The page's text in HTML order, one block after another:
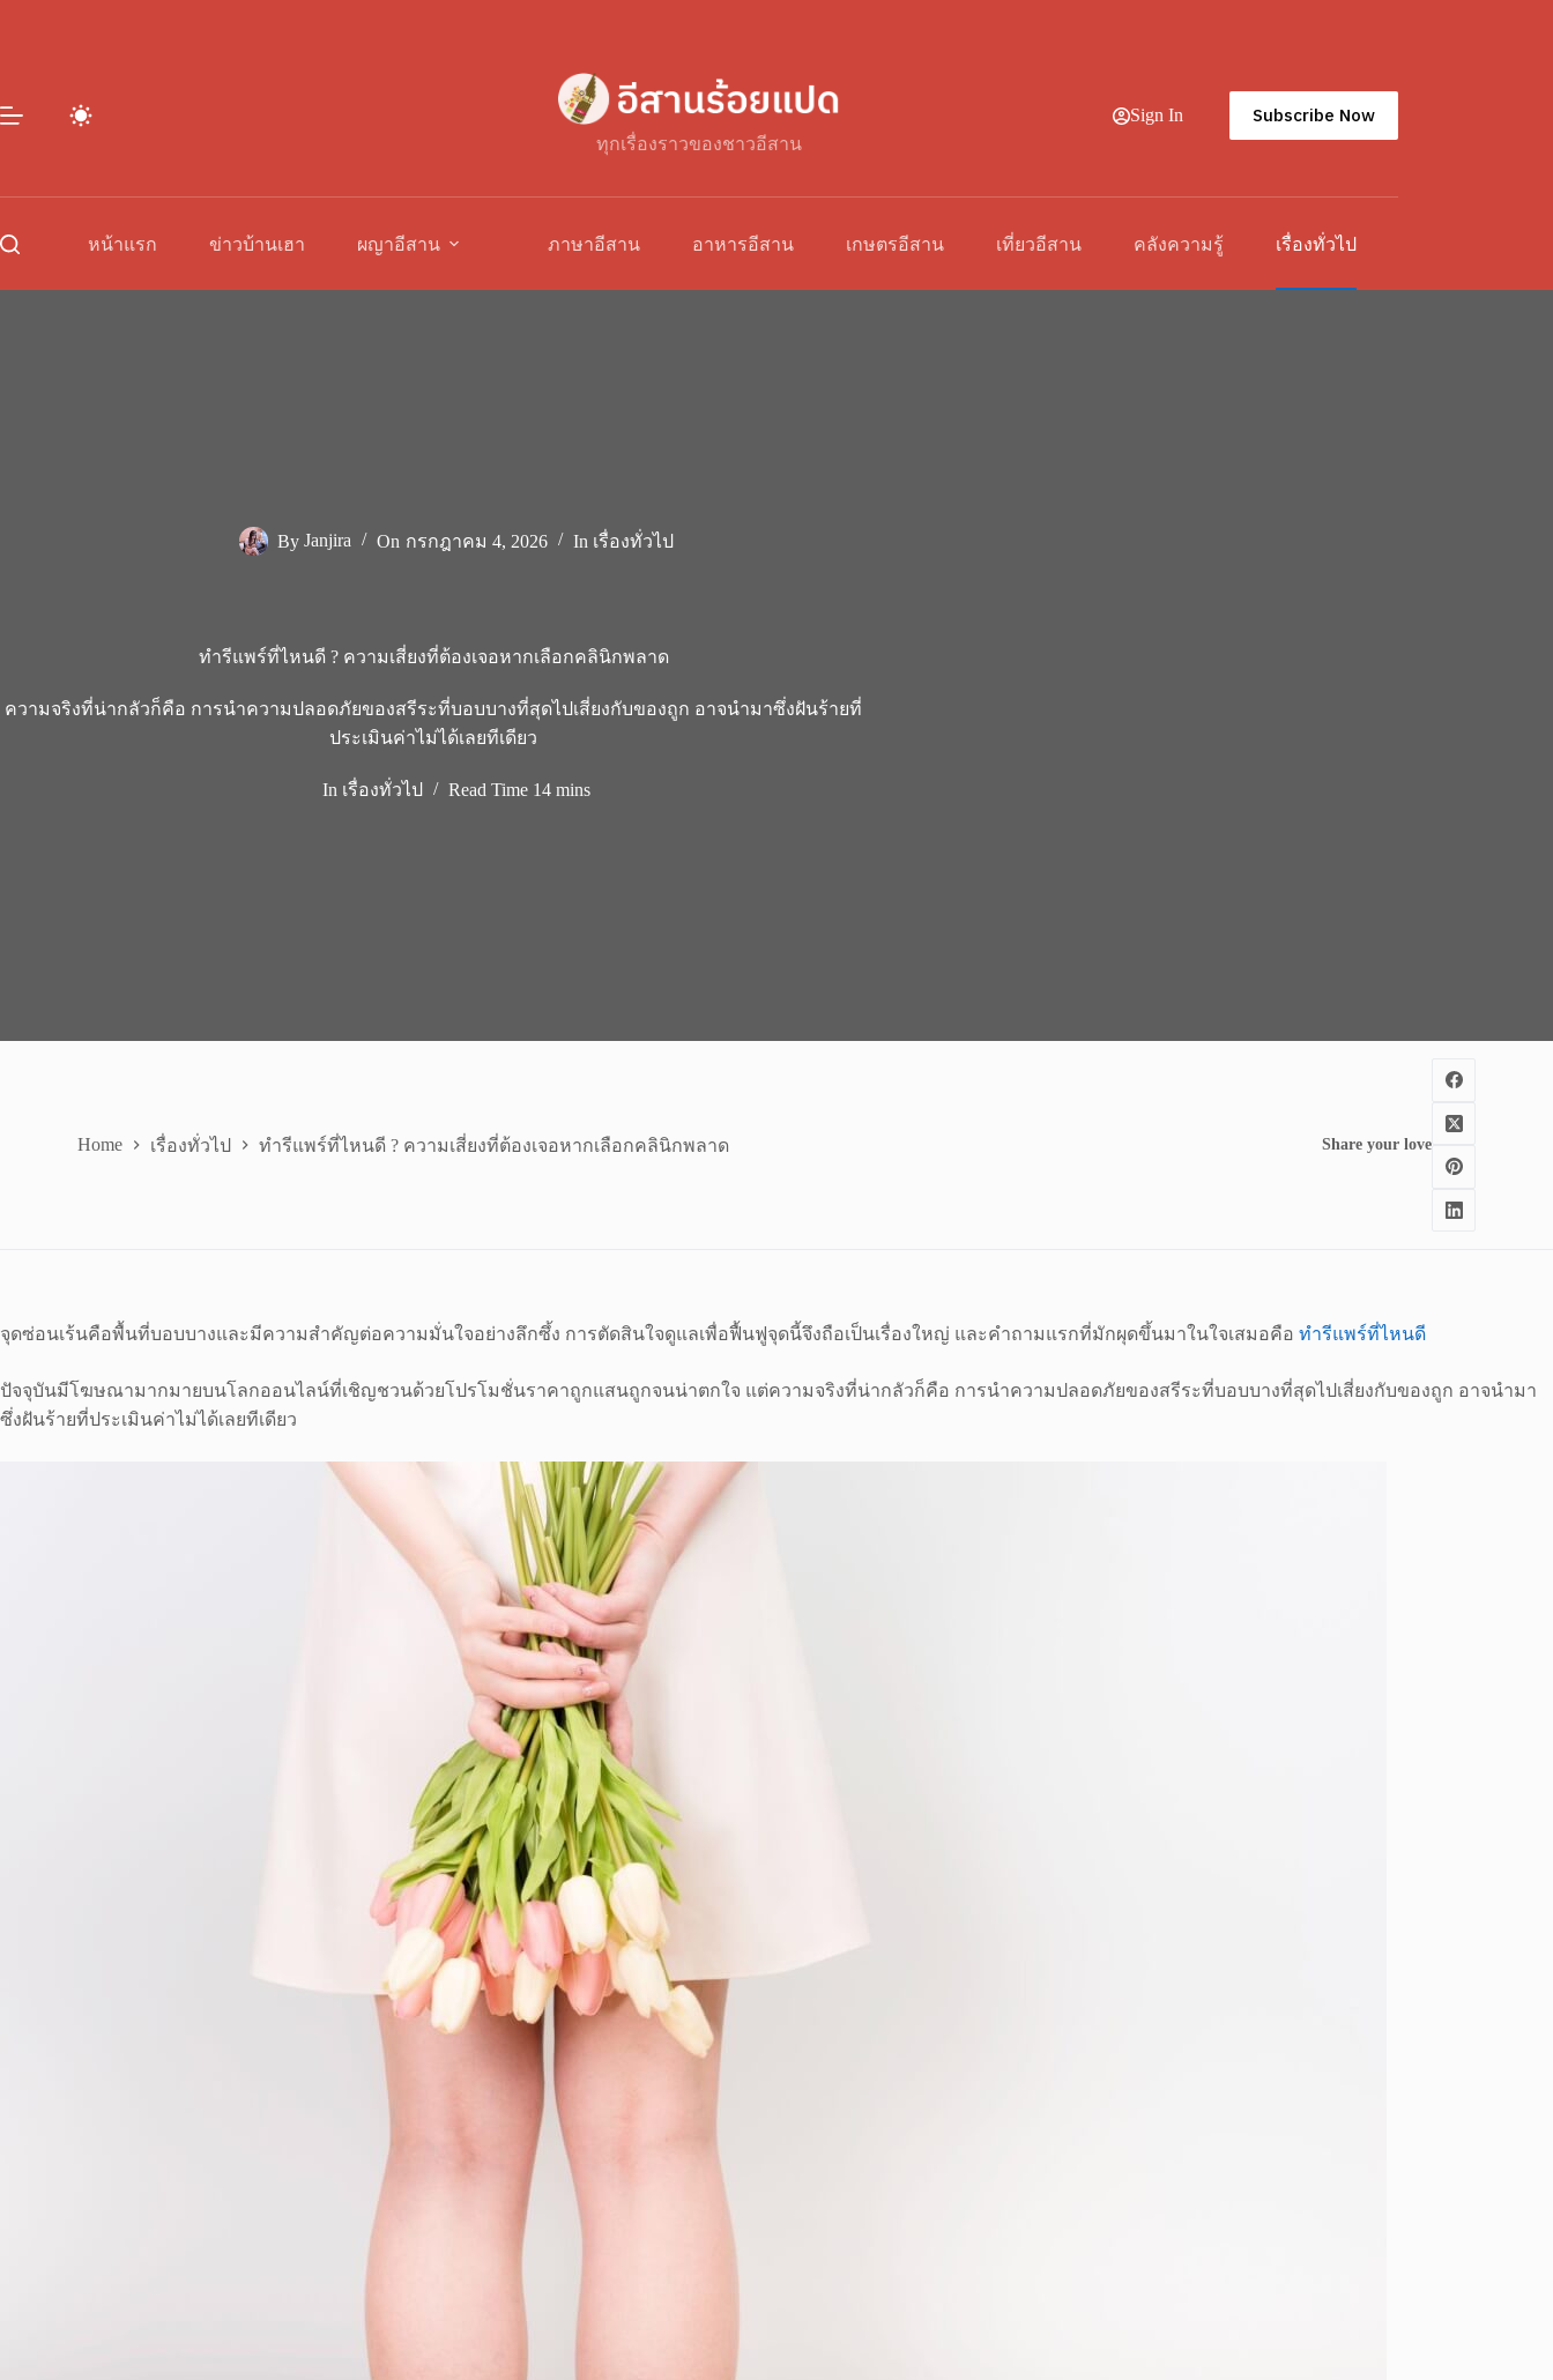
ทุกเรื่องราวของชาวอีสาน
Sign In Subscribe Now
หน้าแรก ข่าวบ้านเฮา ผญาอีสาน ภาษาอีสาน อาหารอีสาน เกษตรอีสาน เที่ยวอีสาน คลังความรู้ เรื่องทั่วไป
By Janjira On กรกฎาคม 4, 2026 In เรื่องทั่วไป
ทำรีแพร์ที่ไหนดี ? ความเสี่ยงที่ต้องเจอหากเลือกคลินิกพลาด
ความจริงที่น่ากลัวก็คือ การนำความปลอดภัยของสรีระที่บอบบางที่สุดไปเสี่ยงกับของถูก อาจนำมาซึ่งฝันร้ายที่
ประเมินค่าไม่ได้เลยทีเดียว
In เรื่องทั่วไป Read Time 14 mins
Home เรื่องทั่วไป ทำรีแพร์ที่ไหนดี ? ความเสี่ยงที่ต้องเจอหากเลือกคลินิกพลาด Share your love
จุดซ่อนเร้นคือพื้นที่บอบบางและมีความสำคัญต่อความมั่นใจอย่างลึกซึ้ง การตัดสินใจดูแลเพื่อฟื้นฟูจุดนี้จึงถือเป็นเรื่องใหญ่ และคำถามแรกที่มักผุดขึ้นมาในใจเสมอคือ ทำรีแพร์ที่ไหนดี
ปัจจุบันมีโฆษณามากมายบนโลกออนไลน์ที่เชิญชวนด้วยโปรโมชั่นราคาถูกแสนถูกจนน่าตกใจ แต่ความจริงที่น่ากลัวก็คือ การนำความปลอดภัยของสรีระที่บอบบางที่สุดไปเสี่ยงกับของถูก อาจนำมา
ซึ่งฝันร้ายที่ประเมินค่าไม่ได้เลยทีเดียว